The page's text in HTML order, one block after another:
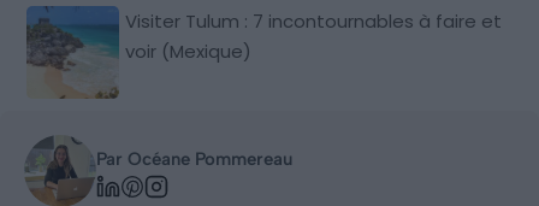
Visiter Tulum : 7 incontournables à faire et
voir (Mexique)
Par Océane Pommereau